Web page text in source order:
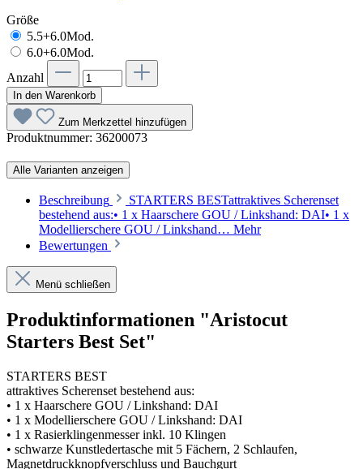
Größe
5.5+6.0Mod.
6.0+6.0Mod.
Anzahl
In den Warenkorb
Zum Merkzettel hinzufügen
Produktnummer: 36200073
Alle Varianten anzeigen
Beschreibung
STARTERS BESTattraktives Scherenset
bestehend aus:• 1 x Haarschere GOU / Linkshand: DAI• 1 x
Modellierschere GOU / Linkshand… Mehr
Bewertungen
Menü schließen
Produktinformationen "Aristocut
Starters Best Set"
STARTERS BEST
attraktives Scherenset bestehend aus:
• 1 x Haarschere GOU / Linkshand: DAI
• 1 x Modellierschere GOU / Linkshand: DAI
• 1 x Rasierklingenmesser inkl. 10 Klingen
• schwarze Kunstledertasche mit 5 Fächern, 2 Schlaufen,
Magnetdruckknopfverschluss und Bauchgurt